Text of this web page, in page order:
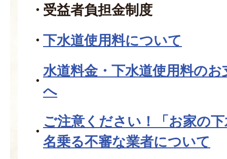
受益者負担金制度
下水道使用料について
水道料金・下水道使用料の
へ
ご注意ください！「お家の
名乗る不審な業者について